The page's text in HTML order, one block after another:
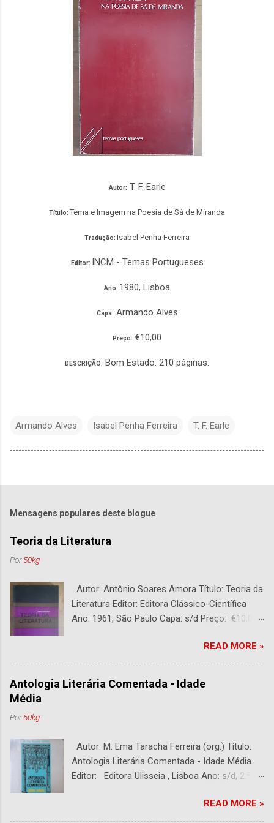
Autor: T. F. Earle
Título: Tema e Imagem na Poesia de Sá de Miranda
Tradução: Isabel Penha Ferreira
Editor: INCM - Temas Portugueses
Ano: 1980, Lisboa
Capa: Armando Alves
Preço: €10,00
DESCRIÇÃO: Bom Estado. 210 páginas.
Armando Alves Isabel Penha Ferreira T. F. Earle
Mensagens populares deste blogue
Teoria da Literatura
Por50kg
Autor: Antônio Soares Amora Título: Teoria da
Literatura Editor: Editora Clássico-Científica
Ano: 1961, São Paulo Capa: s/d Preço: €10,00
READ MORE »
Antologia Literária Comentada - Idade
Média
Por50kg
Autor: M. Ema Taracha Ferreira (org.) Título:
Antologia Literária Comentada - Idade Média
Editor: Editora Ulisseia , Lisboa Ano: s/d, 2.ª
Com alguns sublinhados a lapiseira. Usado.
Com 252 páginas.
READ MORE »